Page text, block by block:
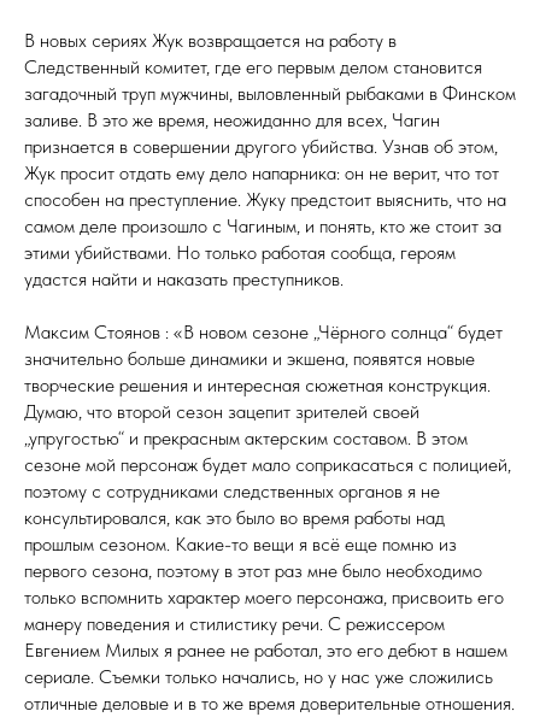
В новых сериях Жук возвращается на работу в
Следственный комитет, где его первым делом становится
загадочный труп мужчины, выловленный рыбаками в Финском
заливе. В это же время, неожиданно для всех, Чагин
признается в совершении другого убийства. Узнав об этом,
Жук просит отдать ему дело напарника: он не верит, что тот
способен на преступление. Жуку предстоит выяснить, что на
самом деле произошло с Чагиным, и понять, кто же стоит за
этими убийствами. Но только работая сообща, героям
удастся найти и наказать преступников.
Максим Стоянов : «В новом сезоне „Чёрного солнца“ будет
значительно больше динамики и экшена, появятся новые
творческие решения и интересная сюжетная конструкция.
Думаю, что второй сезон зацепит зрителей своей
„упругостью“ и прекрасным актерским составом. В этом
сезоне мой персонаж будет мало соприкасаться с полицией,
поэтому с сотрудниками следственных органов я не
консультировался, как это было во время работы над
прошлым сезоном. Какие-то вещи я всё еще помню из
первого сезона, поэтому в этот раз мне было необходимо
только вспомнить характер моего персонажа, присвоить его
манеру поведения и стилистику речи. С режиссером
Евгением Милых я ранее не работал, это его дебют в нашем
сериале. Съемки только начались, но у нас уже сложились
отличные деловые и в то же время доверительные отношения.